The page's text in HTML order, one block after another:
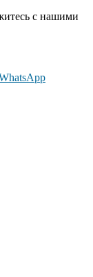
с нашими